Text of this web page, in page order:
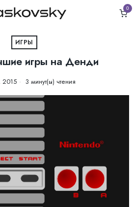
0
ИГРЫ
игры на Денди
2015 3 минут(ы) чтения